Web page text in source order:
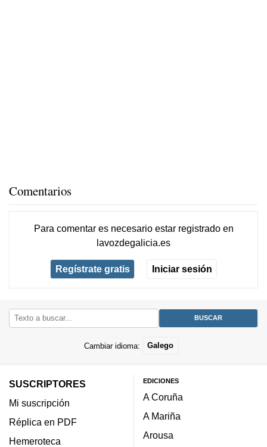
Comentarios
Para comentar es necesario estar registradoen
lavozdegalicia.es
Regístrate gratis Iniciar sesión
Cambiar idioma: Galego
SUSCRIPTORES
Mi suscripción
Réplica en PDF
Hemeroteca
EDICIONES
A Coruña
A Mariña
Arousa